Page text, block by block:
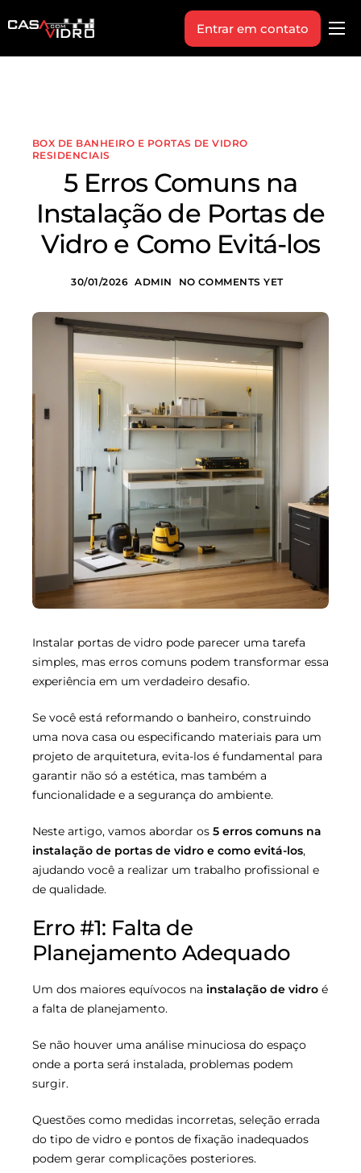
Produtos
Blog
Workshop
Vagas
Sobre Nós
Entrar em contato
BOX DE BANHEIRO E PORTAS DE VIDRO
RESIDENCIAIS
5 Erros Comuns na
Instalação de Portas de
Vidro e Como Evitá-los
30/01/2026 ADMIN NO COMMENTS YET
Instalar portas de vidro pode parecer uma tarefa
simples, mas erros comuns podem transformar essa
experiência em um verdadeiro desafio.
Se você está reformando o banheiro, construindo
uma nova casa ou especificando materiais para um
projeto de arquitetura, evita-los é fundamental para
garantir não só a estética, mas também a
funcionalidade e a segurança do ambiente.
Neste artigo, vamos abordar os 5 erros comuns na
instalação de portas de vidro e como evitá-los,
ajudando você a realizar um trabalho profissional e
de qualidade.
Erro #1: Falta de
Planejamento Adequado
Um dos maiores equívocos na instalação de vidro é
a falta de planejamento.
Se não houver uma análise minuciosa do espaço
onde a porta será instalada, problemas podem
surgir.
Questões como medidas incorretas, seleção errada
do tipo de vidro e pontos de fixação inadequados
podem gerar complicações posteriores.